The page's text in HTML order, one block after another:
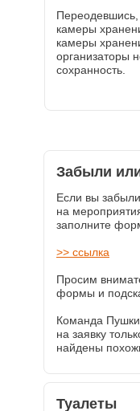
камеры
камеры
организаторы
сохранность.
Если вы
на
заполните
>> ссылка
Просим
формы и
Команда
на заявку
найдены
Забыли
Туалеты